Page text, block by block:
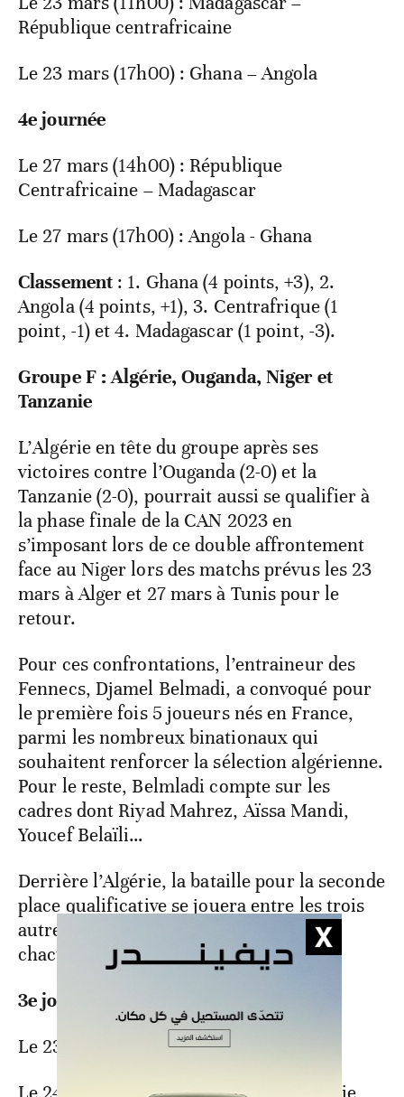
République centrafricaine
Le 23 mars (17h00) : Ghana – Angola
4e journée
Le 27 mars (14h00) : République
Centrafricaine – Madagascar
Le 27 mars (17h00) : Angola - Ghana
Classement : 1. Ghana (4 points, +3), 2.
Angola (4 points, +1), 3. Centrafrique (1
point, -1) et 4. Madagascar (1 point, -3).
Groupe F : Algérie, Ouganda, Niger et
Tanzanie
L’Algérie en tête du groupe après ses
victoires contre l’Ouganda (2-0) et la
Tanzanie (2-0), pourrait aussi se qualifier à
la phase finale de la CAN 2023 en
s’imposant lors de ce double affrontement
face au Niger lors des matchs prévus les 23
mars à Alger et 27 mars à Tunis pour le
retour.
Pour ces confrontations, l’entraineur des
Fennecs, Djamel Belmadi, a convoqué pour
le première fois 5 joueurs nés en France,
parmi les nombreux binationaux qui
souhaitent renforcer la sélection algérienne.
Pour le reste, Belmladi compte sur les
cadres dont Riyad Mahrez, Aïssa Mandi,
Youcef Belaïli…
Derrière l’Algérie, la bataille pour la seconde
place qualificative se jouera entre les trois
autres prétendants du groupe qui ont
chacun la chance de se qualifier.
3e journée
Le 23 mars (21h00) : Algérie – Niger